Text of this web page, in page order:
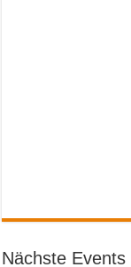
Nächste Events